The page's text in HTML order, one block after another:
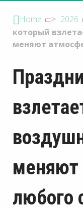
Home > 2026
который
меняют
меняют
любого